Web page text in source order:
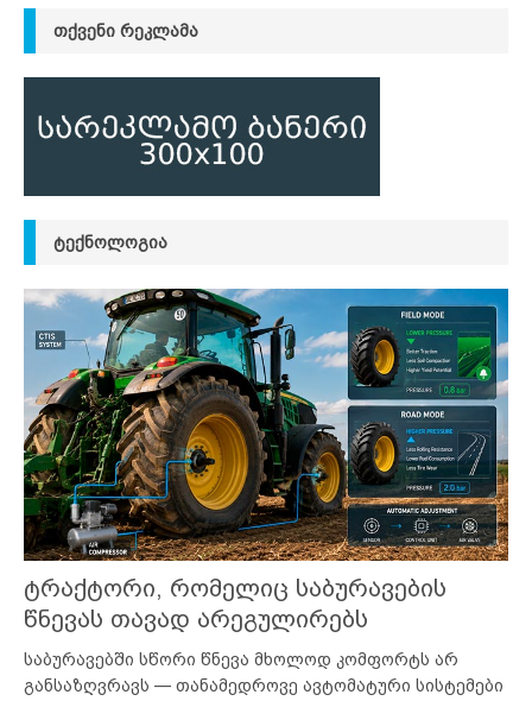
ᲗᲥᲕᲔᲜᲘ ᲠᲔᲙᲚᲐᲛᲐ
ᲢᲔᲥᲜᲝᲚᲝᲒᲘᲐ
ტრაქტორი, რომელიც საბურავების
წნევას თავად არეგულირებს
საბურავებში სწორი წნევა მხოლოდ კომფორტს არ
განსაზღვრავს — თანამედროვე ავტომატური სისტემები